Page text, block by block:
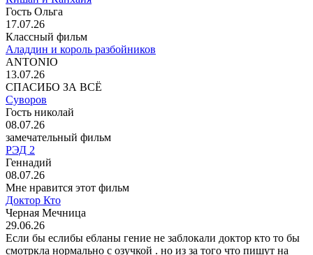
Гость Ольга
17.07.26
Классный фильм
Аладдин и король разбойников
ANTONIO
13.07.26
СПАСИБО ЗА ВСЁ
Суворов
Гость николай
08.07.26
замечательный фильм
РЭД 2
Геннадий
08.07.26
Мне нравится этот фильм
Доктор Кто
Черная Мечница
29.06.26
Если бы еслибы ебланы гение не заблокали доктор кто то бы
смотркла нормально с озучкой . но из за того что пишут на